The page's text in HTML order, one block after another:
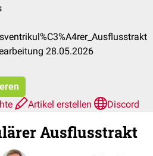
28.05.2026
Artikel erstellen Discord
Ausflusstrakt